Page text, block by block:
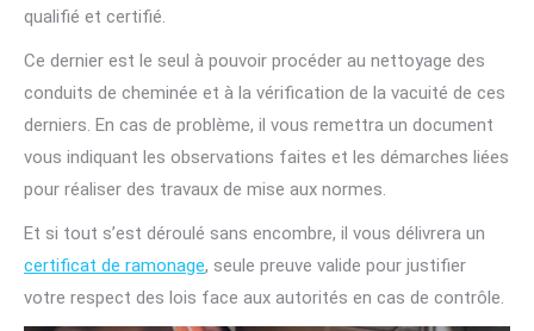
qualifié et certifié.
Ce dernier est le seul à pouvoir procéder au nettoyage des
conduits de cheminée et à la vérification de la vacuité de ces
derniers. En cas de problème, il vous remettra un document
vous indiquant les observations faites et les démarches liées
pour réaliser des travaux de mise aux normes.
Et si tout s’est déroulé sans encombre, il vous délivrera un
certificat de ramonage, seule preuve valide pour justifier
votre respect des lois face aux autorités en cas de contrôle.